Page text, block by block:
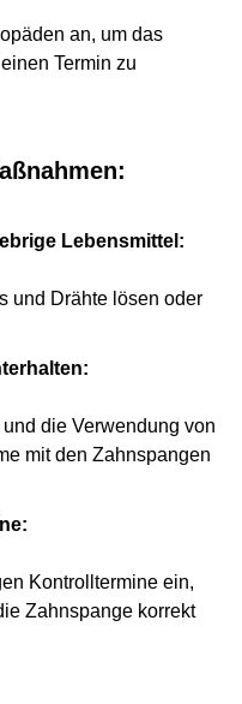
an, um das
Termin zu
Lebensmittel:
und Drähte lösen oder
die Verwendung von
mit den Zahnspangen
Kontrolltermine ein,
Zahnspange korrekt